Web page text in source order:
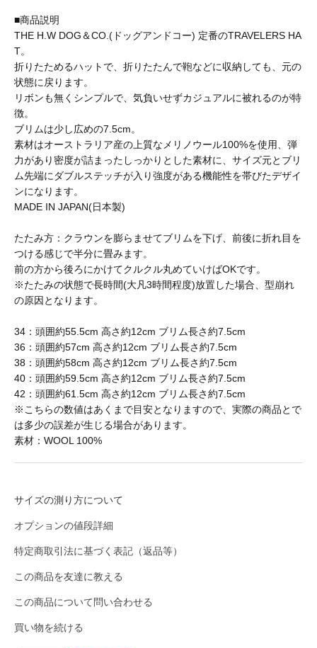
■商品説明
THE H.W DOG＆CO.(ドッグアンドコー) 定番のTRAVELERS HA
T。
折りたためるハットで、折りたたんで鞄などに収納しても、元の
状態に戻ります。
リボンも無くシンプルで、気負いせずカジュアルに被れるのが特
徴。
ブリムは少し広めの7.5cm。
素材はオーストラリア産の上質なメリノウール100%を使用、弾
力があり密度が詰まったしっかりとした素材に、サイズ元とブリ
ム先端にダブルステッチが入り強度がある機能性を帯びたデザイ
ンになります。
MADE IN JAPAN(日本製)
たたみ方：クラウンを膨らませてブリムを下げ、前後に折れ目を
つける感じで半分に畳みます。
前の方から後ろにかけてクルクル丸めていけばOKです。
※たたみの状態で長時間(大凡3時間程度)放置した場合、型崩れ
の原因となります。
34：頭囲約55.5cm 高さ約12cm ブリム長さ約7.5cm
36：頭囲約57cm 高さ約12cm ブリム長さ約7.5cm
38：頭囲約58cm 高さ約12cm ブリム長さ約7.5cm
40：頭囲約59.5cm 高さ約12cm ブリム長さ約7.5cm
42：頭囲約61.5cm 高さ約12cm ブリム長さ約7.5cm
※こちらの数値はあくまで目安となりますので、実際の商品とで
は多少の誤差が生じる場合があります。
素材：WOOL 100%
サイズの測り方について
オプションの値段詳細
特定商取引法に基づく表記（返品等）
この商品を友達に教える
この商品について問い合わせる
買い物を続ける
BUZZ RICKSON'S
CalTop
caocao watch
Carhartt
Champion
CHRISTOPHER BROWN
CHURCHILL GLOVE
CONCHON QUINETTE
Cotton Expressions
DEHEN
DESCENTE